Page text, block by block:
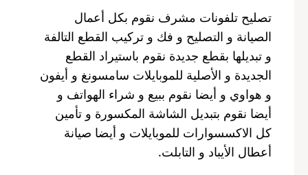
تصليح تلفونات مشرف نقوم بكل أعمال
الصيانة و التصليح و فك و تركيب القطع التالفة
و تبديلها بقطع جديدة نقوم باستيراد القطع
الجديدة و الأصلية للموبايلات سامسونغ و أيفون
و هواوي و أيضا نقوم ببيع و شراء الهواتف و
أيضا نقوم بتبديل الشاشة المكسورة و تأمين
كل الاكسسوارات للموبايلات و أيضا صيانة
أعطال الأيباد و التابلت.